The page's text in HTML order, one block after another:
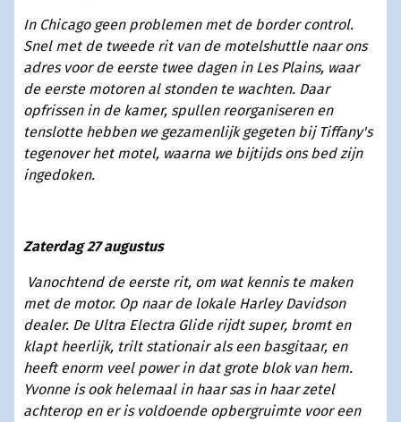
In Chicago geen problemen met de border control.
Snel met de tweede rit van de motelshuttle naar ons
adres voor de eerste twee dagen in Les Plains, waar
de eerste motoren al stonden te wachten. Daar
opfrissen in de kamer, spullen reorganiseren en
tenslotte hebben we gezamenlijk gegeten bij Tiffany's
tegenover het motel, waarna we bijtijds ons bed zijn
ingedoken.
Zaterdag 27 augustus
Vanochtend de eerste rit, om wat kennis te maken
met de motor. Op naar de lokale Harley Davidson
dealer. De Ultra Electra Glide rijdt super, bromt en
klapt heerlijk, trilt stationair als een basgitaar, en
heeft enorm veel power in dat grote blok van hem.
Yvonne is ook helemaal in haar sas in haar zetel
achterop en er is voldoende opbergruimte voor een